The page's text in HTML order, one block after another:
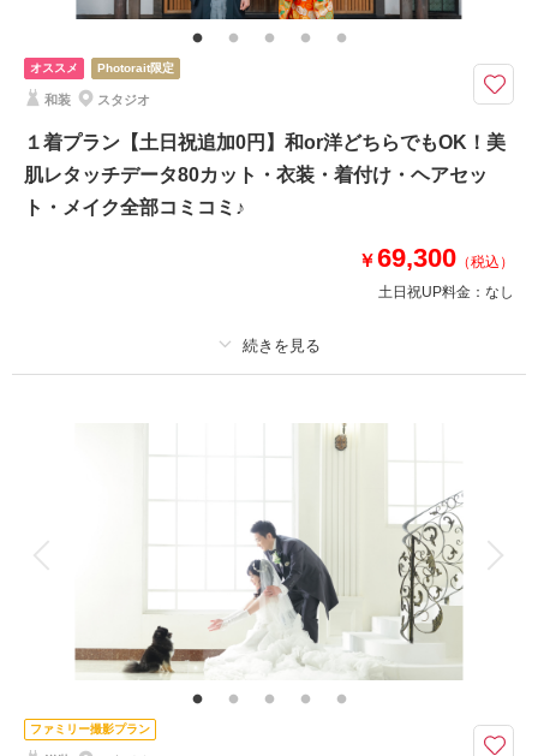
ブーケ・アクセサリー、撮影小物一式、美肌レタッチ
≪Photorait限定≫条件クリアで１万円OFF★お得に撮りたい方は詳細をチ
ェック！16種のスタジオから撮影シーンが選べる◎
その他おまかせで+1シーンお撮りします
◆Photoraitからのお申込みで表示価格より１万円OFFのチャンス◆
1.平日に撮影で5,000円OFF
撮影日：2025年11月2日
撮影場所：オレンジスタジオNAGOYA（愛知）
撮影日の空き
を確認する
オススメ Photorait限定
和装 スタジオ
１着プラン【土日祝追加0円】和or洋どちらでもOK！美
肌レタッチデータ80カット・衣装・着付け・ヘアセッ
ト・メイク全部コミコミ♪
￥69,300 （税込）
土日祝UP料金： なし
プラン詳細
小物一式
データ 80 カット 台紙付写真
会食 挙式
家族用衣装レンタル ペットと撮影
その他含むもの
ブーケ・アクセサリー、撮影小物一式、美肌レタッチ
≪Photorait限定≫条件クリアで１万円OFF★お得に撮りたい方は詳細をチ
ェック！16種のスタジオから撮影シーンが選べる◎
ファミリー撮影プラン